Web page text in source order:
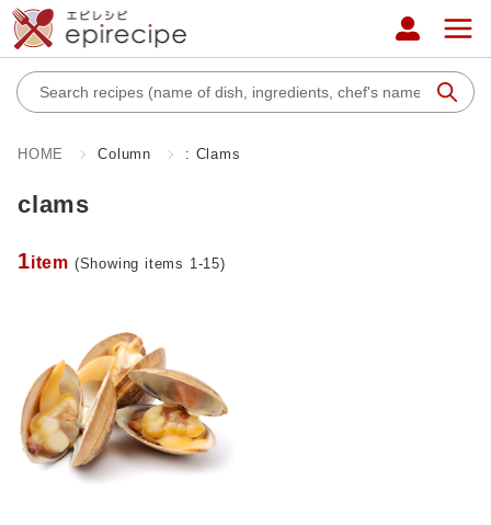
HOME Column : Clams
clams
1item (Showing items 1-15)